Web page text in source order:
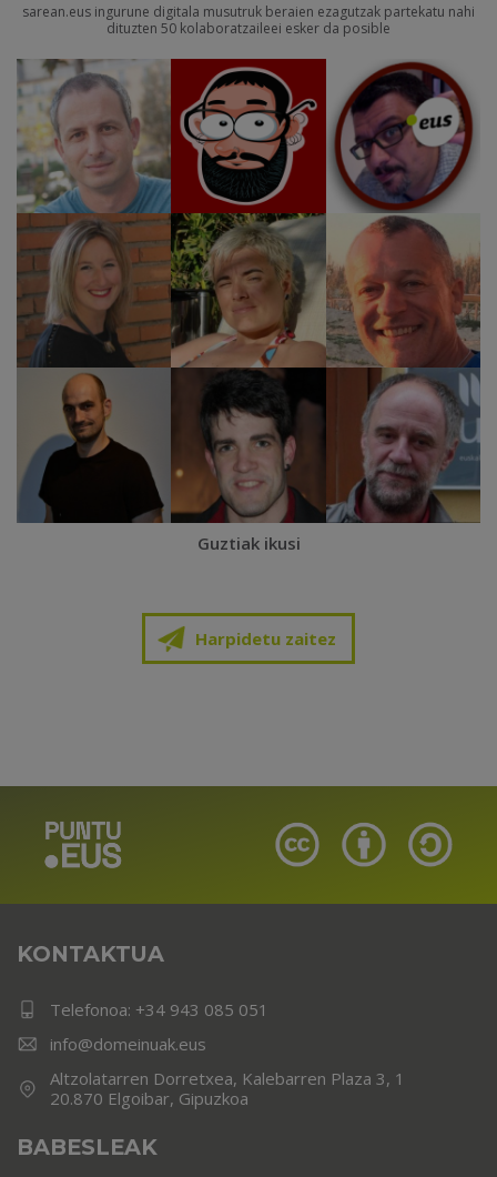
sarean.eus ingurune digitala musutruk beraien ezagutzak partekatu nahi
dituzten 50 kolaboratzaileei esker da posible
Guztiak ikusi
Harpidetu zaitez
KONTAKTUA
Telefonoa: +34 943 085 051
info@domeinuak.eus
Altzolatarren Dorretxea, Kalebarren Plaza 3, 1
20.870 Elgoibar, Gipuzkoa
BABESLEAK